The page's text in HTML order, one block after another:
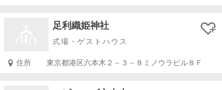
足利織姫神社
式場・ゲストハウス
住所 東京都港区六本木２－３－８ミノウラビル８Ｆ